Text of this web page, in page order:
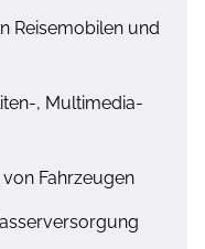
Reisemobilen und
, Multimedia-
Fahrzeugen